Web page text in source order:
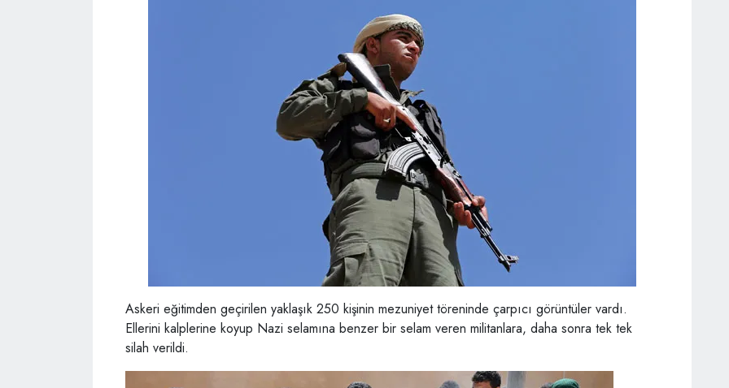
Askeri eğitimden geçirilen yaklaşık 250 kişinin mezuniyet töreninde çarpıcı görüntüler vardı.
Ellerini kalplerine koyup Nazi selamına benzer bir selam veren militanlara, daha sonra tek tek
silah verildi.